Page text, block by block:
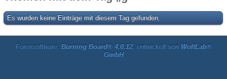
Es wurden keine Einträge mit diesem Tag gefunden.
Forensoftware: Burning Board® 4.0.12, entwickelt von WoltLab®
GmbH